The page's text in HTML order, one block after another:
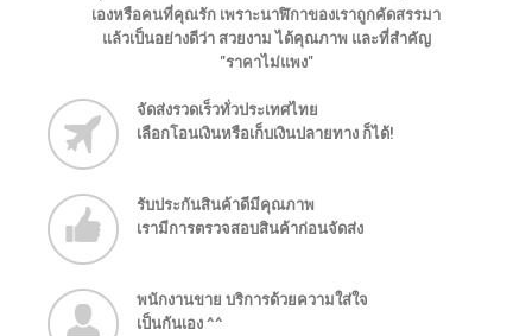
เองหรือคนที่คุณรัก เพราะนาฬิกาของเราถูกคัดสรรมา
แล้วเป็นอย่างดีว่า สวยงาม ได้คุณภาพ และที่สำคัญ
"ราคาไม่แพง"
จัดส่งรวดเร็วทั่วประเทศไทย
เลือกโอนเงินหรือเก็บเงินปลายทาง ก็ได้!
รับประกันสินค้าดีมีคุณภาพ
เรามีการตรวจสอบสินค้าก่อนจัดส่ง
พนักงานขาย บริการด้วยความใส่ใจ
เป็นกันเอง ^^